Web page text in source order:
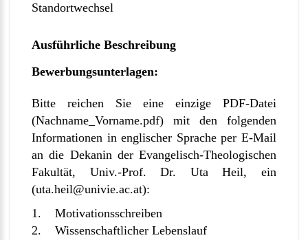
Standortwechsel
Ausführliche Beschreibung
Bewerbungsunterlagen:
Bitte reichen Sie eine einzige PDF-Datei
(Nachname_Vorname.pdf) mit den folgenden
Informationen in englischer Sprache per E-Mail
an die Dekanin der Evangelisch-Theologischen
Fakultät, Univ.-Prof. Dr. Uta Heil, ein
(uta.heil@univie.ac.at):
1. Motivationsschreiben
2. Wissenschaftlicher Lebenslauf